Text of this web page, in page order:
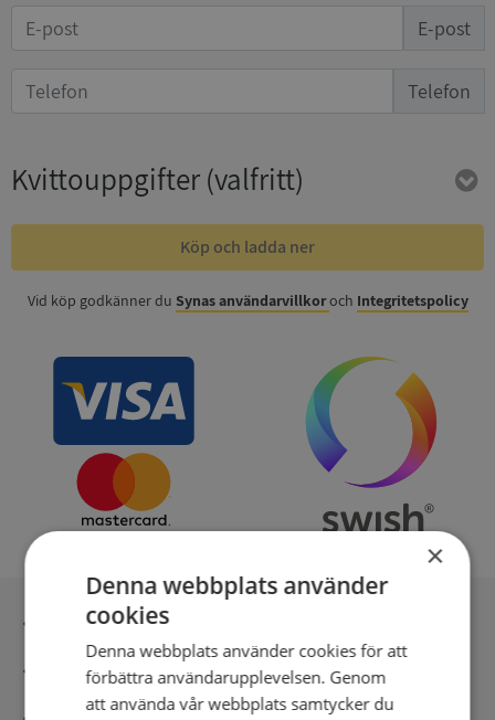
E-post
Telefon
Kvittouppgifter(valfritt)
Köp och ladda ner
Vid köp godkänner du Synas användarvillkoroch Integritetspolicy
Inga kopior till omfrågad
Säker betalning med stripe
×
Denna webbplats använder
cookies
Denna webbplats använder cookies för att
förbättra användarupplevelsen. Genom
att använda vår webbplats samtycker du